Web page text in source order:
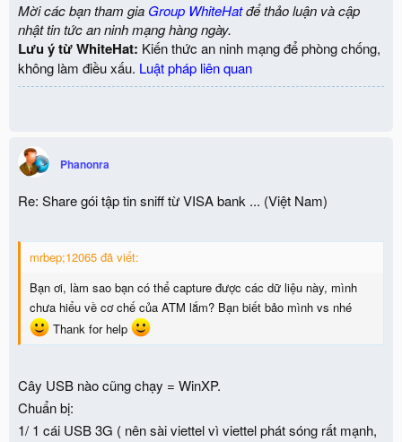
Đây là log của quá trình trao đổi dữ liệu giữa các servers và
services ...
1/ thuật mã hóa
3/ hệ thống in dữ liệu vào thẻ visa
riêng - có vẻ là như thế, như trong phim nhé)
Mời các bạn tham gia Group WhiteHatđể thảo luận và cập
nhật tin tức an ninh mạng hàng ngày.
Lưu ý từ WhiteHat: Kiến thức an ninh mạng để phòng chống,
không làm điều xấu. Luật pháp liên quan
Phanonra
Re: Share gói tập tin sniff từ VISA bank ... (Việt Nam)
mrbep;12065 đã viết:
Bạn ơi, làm sao bạn có thể capture được các dữ liệu này, mình
chưa hiểu về cơ chế của ATM lắm? Bạn biết bảo mình vs nhé
Thank for help
Cây USB nào cũng chạy = WinXP.
Chuẩn bị:
1/ 1 cái USB 3G ( nên sài viettel vì viettel phát sóng rất mạnh,